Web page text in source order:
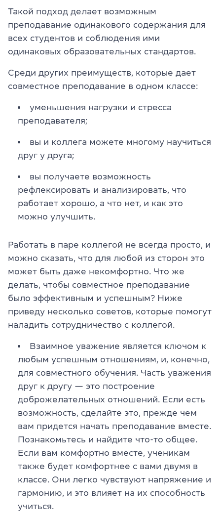
Такой подход делает возможным
преподавание одинакового содержания для
всех студентов и соблюдения ими
одинаковых образовательных стандартов.
Среди других преимуществ, которые дает
совместное преподавание в одном классе:
уменьшения нагрузки и стресса
преподавателя;
вы и коллега можете многому научиться
друг у друга;
вы получаете возможность
рефлексировать и анализировать, что
работает хорошо, а что нет, и как это
можно улучшить.
Работать в паре коллегой не всегда просто, и
можно сказать, что для любой из сторон это
может быть даже некомфортно. Что же
делать, чтобы совместное преподавание
было эффективным и успешным? Ниже
приведу несколько советов, которые помогут
наладить сотрудничество с коллегой.
Взаимное уважение является ключом к
любым успешным отношениям, и, конечно,
для совместного обучения. Часть уважения
друг к другу — это построение
доброжелательных отношений. Если есть
возможность, сделайте это, прежде чем
вам придется начать преподавание вместе.
Познакомьтесь и найдите что-то общее.
Если вам комфортно вместе, ученикам
также будет комфортнее с вами двумя в
классе. Они легко чувствуют напряжение и
гармонию, и это влияет на их способность
учиться.